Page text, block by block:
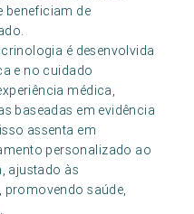
de
é desenvolvida
e no cuidado
médica,
baseadas em evidência
assenta em
personalizado ao
ajustado às
promovendo saúde,